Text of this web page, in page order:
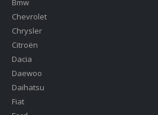
Bmw
Chevrolet
Chrysler
Citroën
Dacia
Daewoo
Daihatsu
Fiat